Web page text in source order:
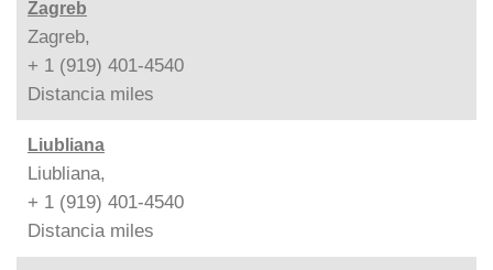
Zagreb
Zagreb,
+ 1 (919) 401-4540
Distancia miles
Liubliana
Liubliana,
+ 1 (919) 401-4540
Distancia miles